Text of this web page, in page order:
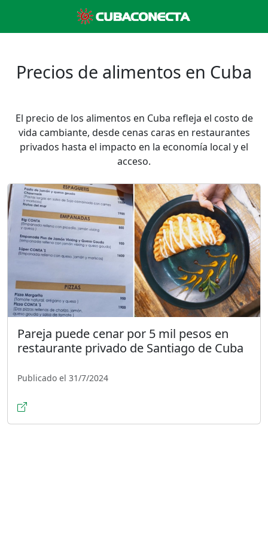
Precios de alimentos en Cuba
El precio de los alimentos en Cuba refleja el costo de
vida cambiante, desde cenas caras en restaurantes
privados hasta el impacto en la economía local y el
acceso.
Pareja puede cenar por 5 mil pesos en
restaurante privado de Santiago de Cuba
Publicado el 31/7/2024